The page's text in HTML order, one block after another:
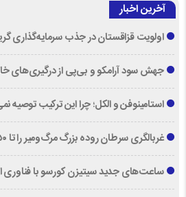
آخرین اخبار
اولویت قزاقستان در جذب سرمایه‌گذاری
جهش سود آرامکو و بی‌پی از درگیری‌های
استامینوفن و الکل؛ چرا این ترکیب توصیه
غربالگری سرطان روده بزرگ مرگ‌ومیر را تا ۵۰ درصد کاهش داد
ساعت‌های جدید سیتیزن کورسو با فناوری